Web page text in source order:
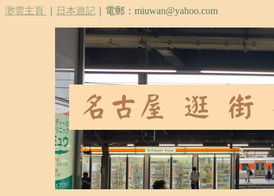
渺雲主頁 日本遊記 ｜電郵：miuwan@yahoo.com